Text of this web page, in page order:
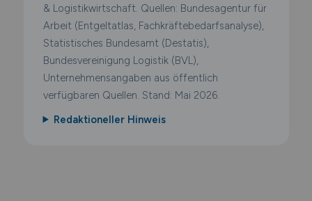
& Logistikwirtschaft. Quellen: Bundesagentur für
Arbeit (Entgeltatlas, Fachkräftebedarfsanalyse),
Statistisches Bundesamt (Destatis),
Bundesvereinigung Logistik (BVL),
Unternehmensangaben aus öffentlich
verfügbaren Quellen. Stand: Mai 2026.
Redaktioneller Hinweis